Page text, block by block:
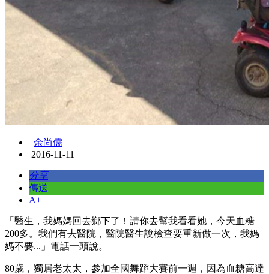
余尚儒
2016-11-11
分享
傳送
A+
「醫生，我媽媽回去鄉下了！請你去幫我看看她，今天血糖
200多。我們有去醫院，醫院醫生說檢查要重新做一次，我媽
媽不要...」電話一頭說。
80歲，獨居老太太，參加全國舞蹈大賽前一週，因為血糖高達